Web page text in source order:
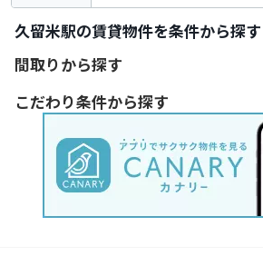
久留米駅の賃貸物件を条件から探す
間取りから探す
こだわり条件から探す